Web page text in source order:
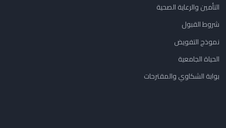
التأمين والرعاية الصحية
شروط القبول
نموذج التفويض
الحياة الجامعية
بوابة الشكاوي والمقترحات